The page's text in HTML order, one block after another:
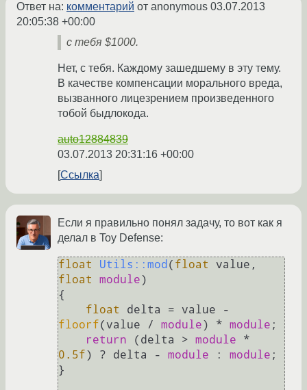
Ответ на: комментарий от anonymous 03.07.2013
20:05:38 +00:00
с тебя $1000.
Нет, с тебя. Каждому зашедшему в эту тему.
В качестве компенсации морального вреда,
вызванного лицезрением произведенного
тобой быдлокода.
auto12884839
03.07.2013 20:31:16 +00:00
Ссылка
Если я правильно понял задачу, то вот как я
делал в Toy Defense:
float Utils::mod ( float
float
module)
{
float
floorf(value / module) * module ;
return (delta > module
0.5f) ? delta - module : module ;
}